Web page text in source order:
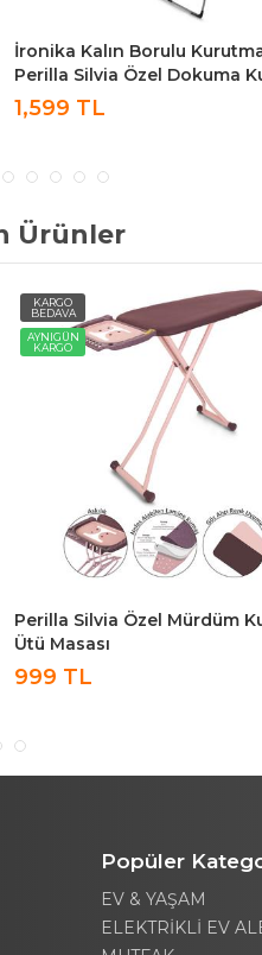
Perilla Silvia Özel Antrasit
Kumaşlı Ütü Masası
999 TL
Ürünler
KARGO
BEDAVA
AYNIGÜN
KARGO
İronika Kalın Borulu
Perilla Silvia Özel Dokuma
Ütü Masası Antrasit
1,599 TL
Popüler
EV & YAŞAM
ELEKTRİKLİ EV